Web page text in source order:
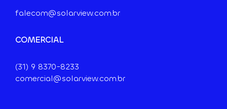
falecom@solarview.com.br
COMERCIAL
(31) 9 8370-8233
comercial@solarview.com.br